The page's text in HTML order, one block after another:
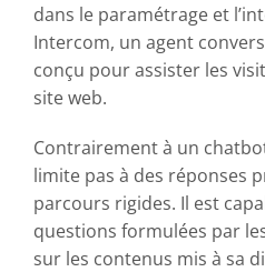
dans le paramétrage et
Intercom, un agent
conçu pour assister les
site web.
Contrairement à un
limite pas à des réponses
parcours rigides. Il est
questions formulées par
sur les contenus mis à sa